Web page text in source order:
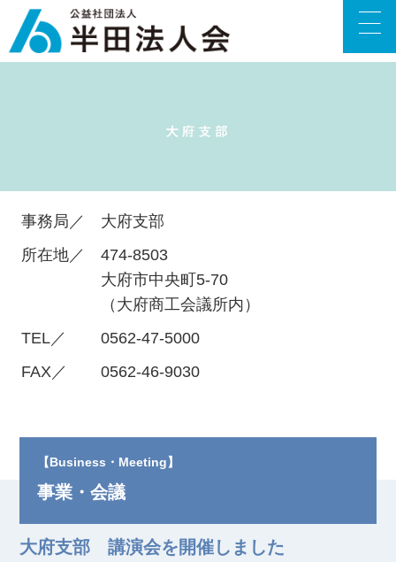
事務局／
大府支部
所在地／
474-8503
大府市中央町5-70
（大府商工会議所内）
TEL／
0562-47-5000
FAX／
0562-46-9030
【Business・Meeting】
事業・会議
大府支部 講演会を開催しました